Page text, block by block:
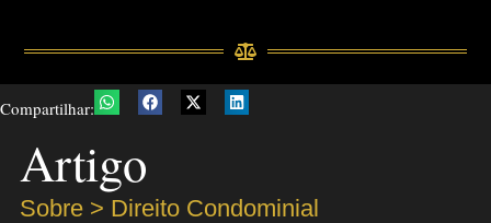
Compartilhar:
Artigo
Sobre > Direito Condominial